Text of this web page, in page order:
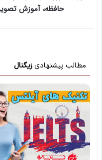
حافظه، آموزش